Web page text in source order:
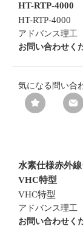
HT-RTP-4000
HT-RTP-4000
アドバンス理工
お問い合わせく
気になる 問い合
水素仕様赤外
VHC特型
VHC特型
アドバンス理工
お問い合わせく